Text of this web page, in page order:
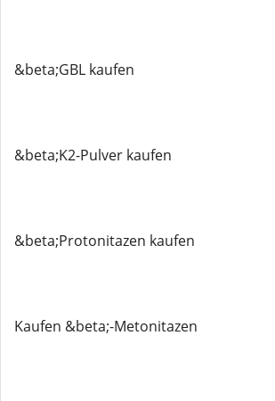
&beta;GBL kaufen
&beta;K2-Pulver kaufen
&beta;Protonitazen kaufen
Kaufen &beta;-Metonitazen